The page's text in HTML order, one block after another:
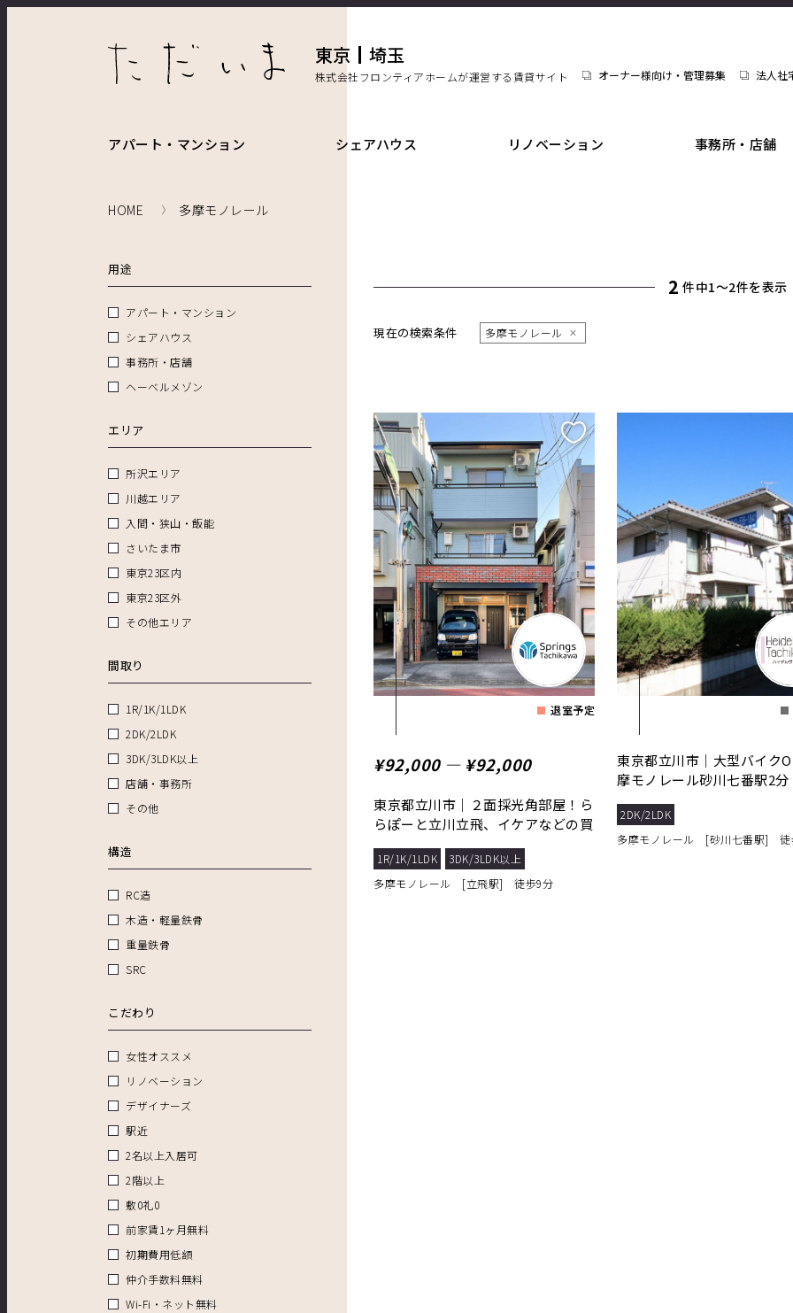
東京 埼玉
株式会社フロンティアホームが運営する賃貸サイト オーナー様向け・管理募集 法人社
アパート・マンション シェアハウス リノベーション 事務所・店舗
HOME 多摩モノレール
2 件中1〜2件を表示
現在の検索条件 多摩モノレール
退室予定
¥92,000 ― ¥92,000
東京都立川市｜２面採光角部屋！ら
らぽーと立川立飛、イケアなどの買
1R/1K/1LDK
3DK/3LDK以上
多摩モノレール [立飛駅] 徒歩9分
東京都立川市｜大型バイク
摩モノレール砂川七番駅2
2DK/2LDK
多摩モノレール [砂川七番駅] 徒
用途
アパート・マンション
シェアハウス
事務所・店舗
ヘーベルメゾン
エリア
所沢エリア
川越エリア
入間・狭山・飯能
さいたま市
東京23区内
東京23区外
その他エリア
間取り
1R/1K/1LDK
2DK/2LDK
3DK/3LDK以上
店舗・事務所
その他
構造
RC造
木造・軽量鉄骨
重量鉄骨
SRC
こだわり
女性オススメ
リノベーション
デザイナーズ
駅近
2名以上入居可
2階以上
敷0礼0
前家賃1ヶ月無料
初期費用低額
仲介手数料無料
Wi-Fi・ネット無料